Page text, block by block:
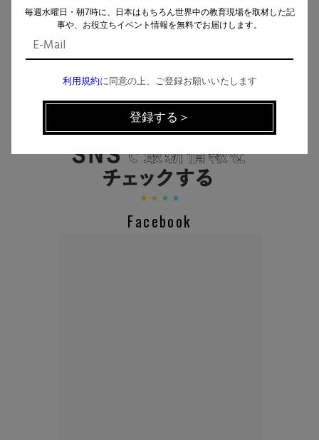
個人情報の取扱 について同意します。
CHECK THE NEWS ON SNS
Facebook
毎週水曜日・朝7時に、日本はもちろん世界中の教育現場を取材した記
事や、お役立ちイベント情報を無料でお届けします。
利用規約に同意の上、ご登録お願いいたします